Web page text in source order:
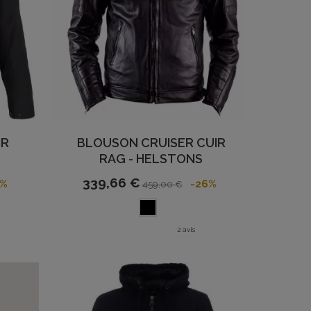
BLOUSON CRUISER CUIR
RAG - HELSTONS
339,66 € 459,00 € -26%
2 avis